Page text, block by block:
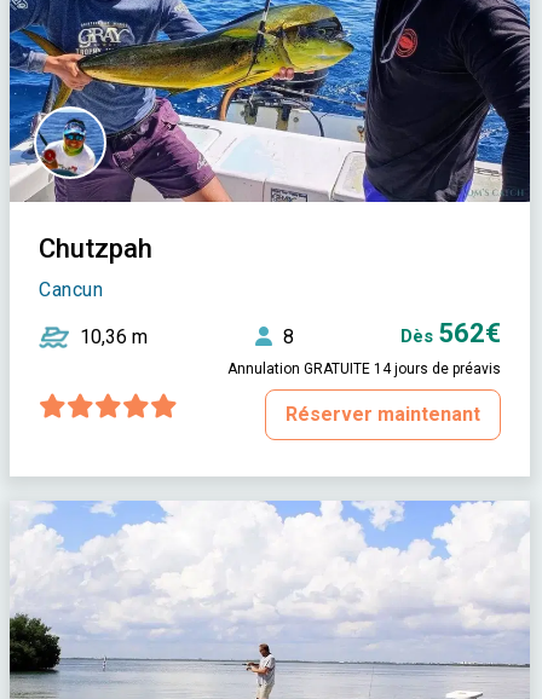
Chutzpah
Cancun
10,36 m 8 Dès 562€
Annulation GRATUITE 14 jours de préavis
Réserver maintenant